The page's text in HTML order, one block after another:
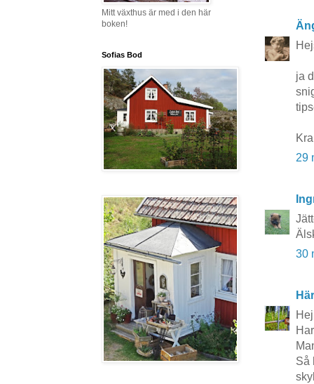
ja
29
30
Så
Mitt växthus är med i den här
boken!
Sofias Bod